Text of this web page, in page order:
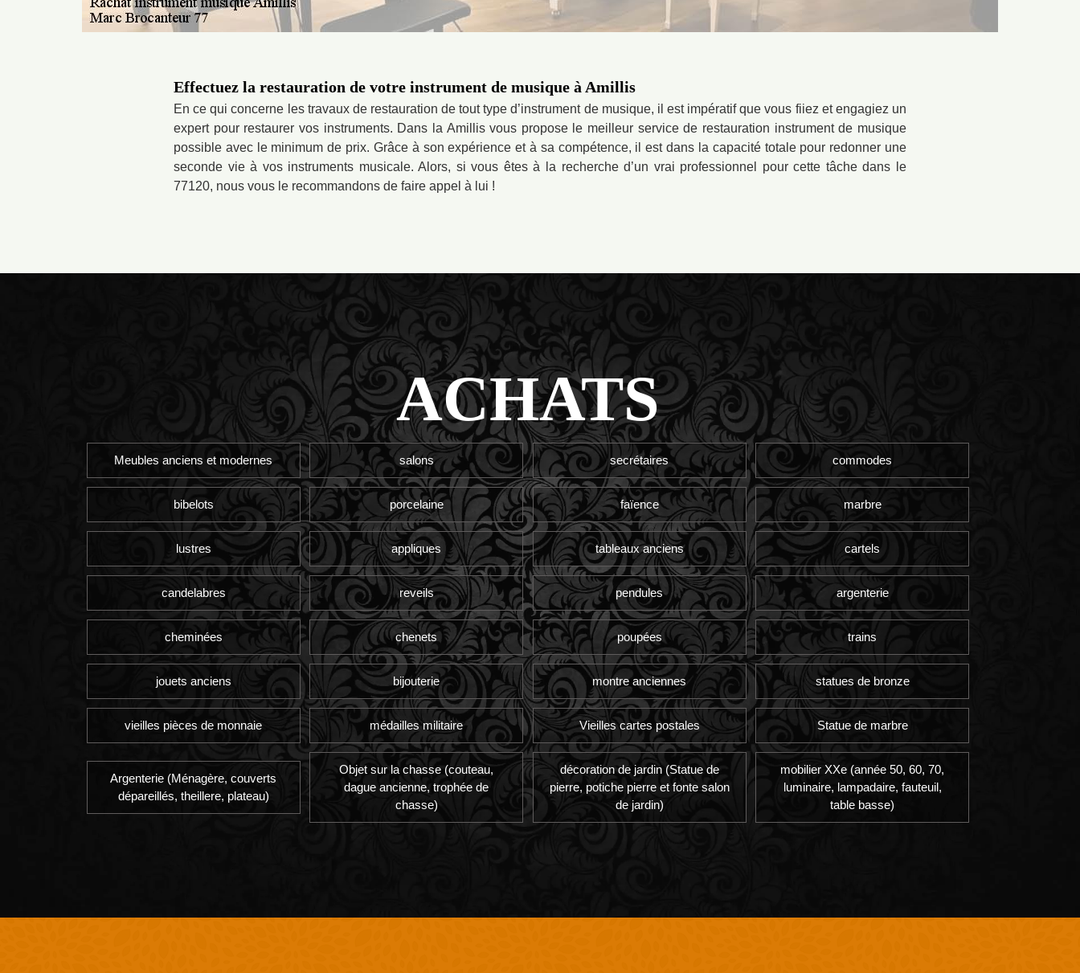
Effectuez la restauration de votre instrument de musique à Amillis
En ce qui concerne les travaux de restauration de tout type d’instrument de musique, il est impératif que vous fiiez et engagiez un
expert pour restaurer vos instruments. Dans la Amillis vous propose le meilleur service de restauration instrument de musique
possible avec le minimum de prix. Grâce à son expérience et à sa compétence, il est dans la capacité totale pour redonner une
seconde vie à vos instruments musicale. Alors, si vous êtes à la recherche d’un vrai professionnel pour cette tâche dans le
77120, nous vous le recommandons de faire appel à lui !
ACHATS
Meubles anciens et modernes salons secrétaires commodes
bibelots porcelaine faïence marbre
lustres appliques tableaux anciens cartels
candelabres reveils pendules argenterie
cheminées chenets poupées trains
jouets anciens bijouterie montre anciennes statues de bronze
vieilles pièces de monnaie médailles militaire Vieilles cartes postales Statue de marbre
Argenterie (Ménagère, couverts
dépareillés, theillere, plateau)
Objet sur la chasse (couteau,
dague ancienne, trophée de
chasse)
décoration de jardin (Statue de
pierre, potiche pierre et fonte salon
de jardin)
mobilier XXe (année 50, 60, 70,
luminaire, lampadaire, fauteuil,
table basse)